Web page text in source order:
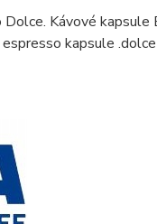
Kávové
kapsule